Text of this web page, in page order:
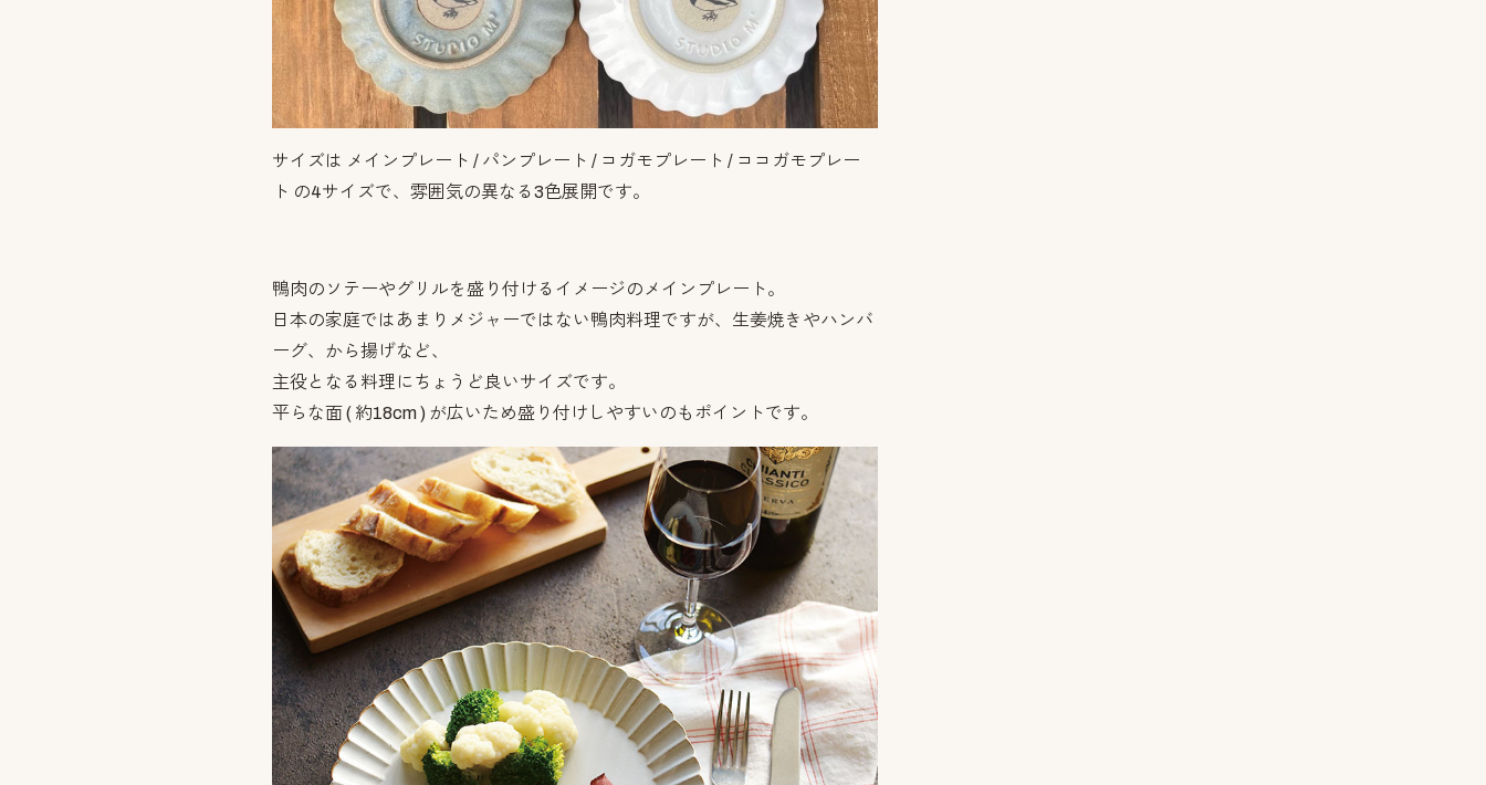
サイズは メインプレート / パンプレート / コガモプレート / ココガモプレー
ト の4サイズで、雰囲気の異なる3色展開です。
鴨肉のソテーやグリルを盛り付けるイメージのメインプレート。
日本の家庭ではあまりメジャーではない鴨肉料理ですが、生姜焼きやハンバ
ーグ、から揚げなど、
主役となる料理にちょうど良いサイズです。
平らな面 ( 約18cm ) が広いため盛り付けしやすいのもポイントです。